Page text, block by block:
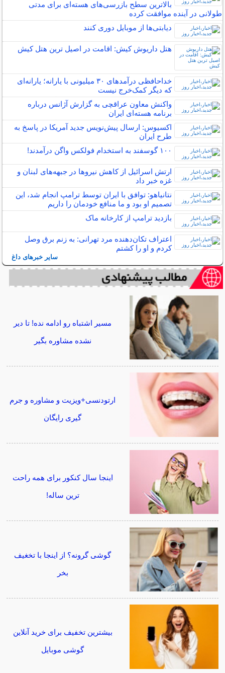
بالاترین سطح بازرسی‌های هسته‌ای برای مدتی
طولانی در آینده موافقت کرده
دیابتی‌ها از موبایل دوری کنند
هتل داریوش کیش: اقامت در اصیل ترین هتل کیش
خداحافظی درآمدهای ۳۰ میلیونی با یارانه؛ یارانه‌ای
که دیگر کمک‌خرج نیست
واکنش معاون عراقچی به گزارش آژانس درباره
برنامه هسته‌ای ایران
اکسیوس: ارسال پیش‌نویس جدید آمریکا در پاسخ به
طرح ایران
۱۰۰ گوسفند به استخدام فولکس واگن درآمدند!
ارتش اسرائیل از کاهش نیروها در جبهه‌های لبنان و
غزه خبر داد
نتانیاهو: توافق با ایران توسط ترامپ انجام شد، این
تصمیم او بود و ما منافع خودمان را داریم
بازدید ترامپ از کارخانه ماک
اعتراف تکان‌دهنده مرد تهرانی: به زنم برق وصل
کردم و او را کشتم
سایر خبرهای داغ
مسیر اشتباه رو ادامه نده! تا دیر
نشده مشاوره بگیر
ارتودنسی+ویزیت و مشاوره و جرم
گیری رایگان
اینجا سال کنکور برای همه راحت
ترین ساله!
گوشی گرونه؟ از اینجا با تخغیف
بخر
بیشترین تخفیف برای خرید آنلاین
گوشی موبایل